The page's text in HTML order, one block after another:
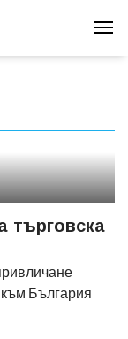
търговска
България